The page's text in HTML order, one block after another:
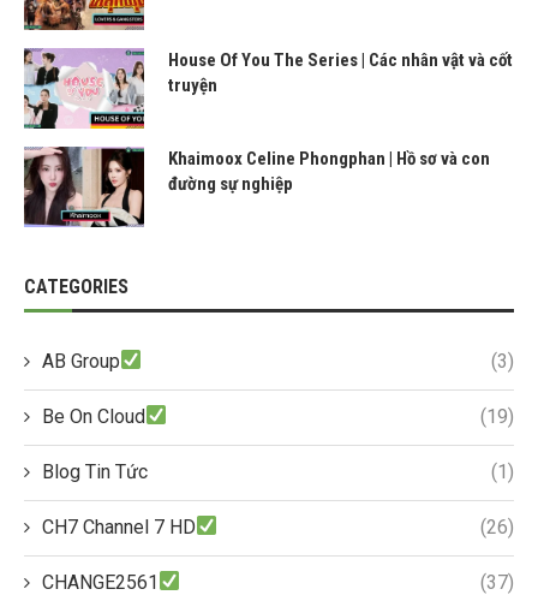
House Of You The Series | Các nhân vật và cốt
truyện
Khaimoox Celine Phongphan | Hồ sơ và con
đường sự nghiệp
CATEGORIES
AB Group (3)
Be On Cloud (19)
Blog Tin Tức (1)
CH7 Channel 7 HD (26)
CHANGE2561 (37)